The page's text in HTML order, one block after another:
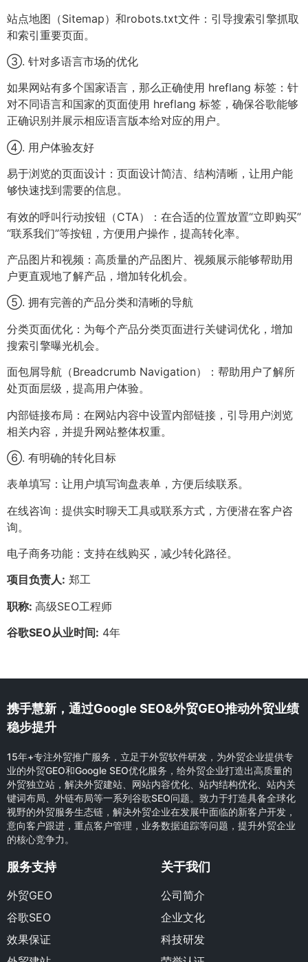
站点地图（Sitemap）和robots.txt文件：引导搜索引擎抓取
和索引重要页面。
③. 针对多语言市场的优化
如果网站有多个国家语言，那么正确使用 hreflang 标签：针
对不同语言和国家的页面使用 hreflang 标签，确保谷歌能够
正确识别并展示相应语言版本给对应的用户。
④. 用户体验友好
易于浏览的页面设计：页面设计简洁、结构清晰，让用户能
够快速找到需要的信息。
有效的呼叫行动按钮（CTA）：在合适的位置放置“立即购买”
“联系我们”等按钮，方便用户操作，提高转化率。
产品图片和视频：高质量的产品图片、视频展示能够帮助用
户更直观地了解产品，增加转化机会。
⑤. 拥有完善的产品分类和清晰的导航
分类页面优化：为每个产品分类页面进行关键词优化，增加
搜索引擎曝光机会。
面包屑导航（Breadcrumb Navigation）：帮助用户了解所
处页面层级，提高用户体验。
内部链接布局：在网站内容中设置内部链接，引导用户浏览
相关内容，并提升网站整体权重。
⑥. 有明确的转化目标
表单填写：让用户填写询盘表单，方便后续联系。
在线咨询：提供实时聊天工具或联系方式，方便潜在客户咨
询。
电子商务功能：支持在线购买，减少转化路径。
项目负责人: 郑工
职称: 高级SEO工程师
谷歌SEO从业时间: 4年
携手慧新，通过Google SEO&外贸GEO推动外贸业绩
稳步提升
15年+专注外贸推广服务，立足于外贸软件研发，为外贸企业提供专
业的外贸GEO和Google SEO优化服务，给外贸企业打造出高质量的
外贸独立站，解决外贸建站、网站内容优化、站内结构优化、站内关
键词布局、外链布局等一系列谷歌SEO问题。致力于打造具备全球化
视野的外贸服务生态链，解决外贸企业在发展中面临的新客户开发，
意向客户跟进，重点客户管理，业务数据追踪等问题，提升外贸企业
的核心竞争力。
服务支持
外贸GEO
谷歌SEO
效果保证
关于我们
公司简介
企业文化
科技研发